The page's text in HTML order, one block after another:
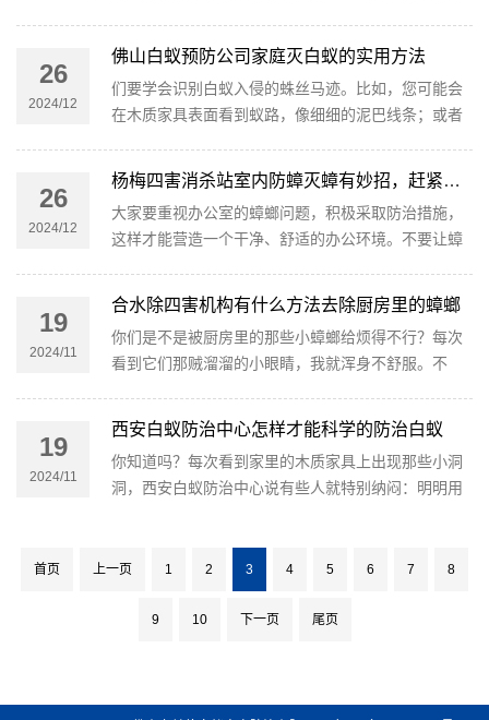
26
2024/12
佛山白蚁预防公司家庭灭白蚁的实用方法
们要学会识别白蚁入侵的蛛丝马迹。比如，您可能会
在木质家具表面看到蚁路，像细细的泥巴线条；或者
26
2024/12
杨梅四害消杀站室内防蟑灭蟑有妙招，赶紧学起来
大家要重视办公室的蟑螂问题，积极采取防治措施，
这样才能营造一个干净、舒适的办公环境。不要让蟑
19
2024/11
合水除四害机构有什么方法去除厨房里的蟑螂
你们是不是被厨房里的那些小蟑螂给烦得不行？每次
看到它们那贼溜溜的小眼睛，我就浑身不舒服。不
19
2024/11
西安白蚁防治中心怎样才能科学的防治白蚁
你知道吗？每次看到家里的木质家具上出现那些小洞
洞，西安白蚁防治中心说有些人就特别纳闷：明明用
首页 上一页 1 2 3 4 5 6 7 8
9 10 下一页 尾页